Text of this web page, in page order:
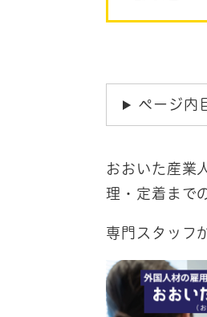
ページ内
おおいた産業
理・定着まで
専門スタッフ